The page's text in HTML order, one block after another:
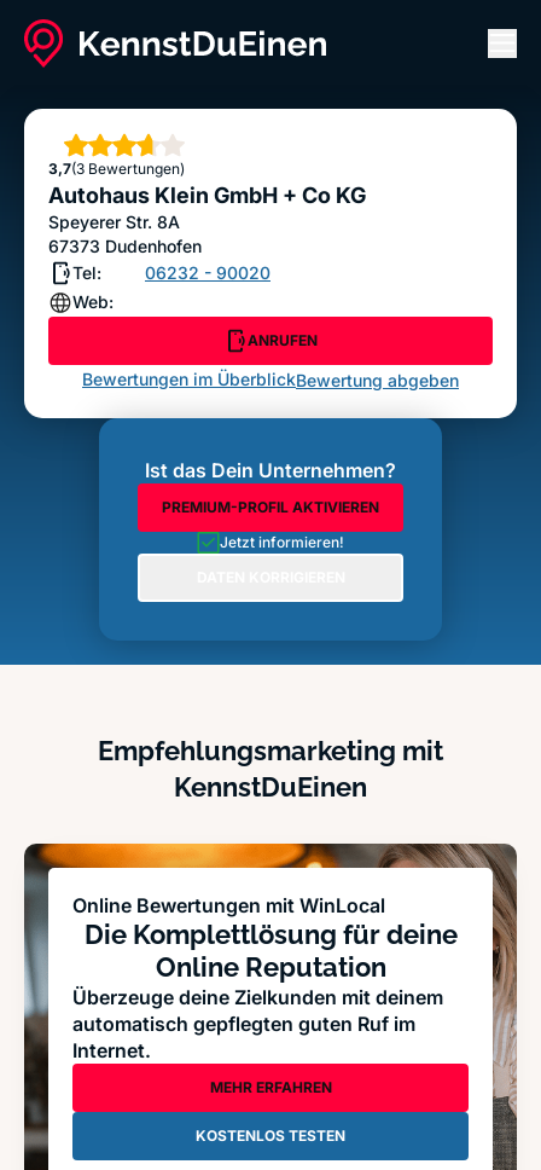
Autohaus Klein GmbH + Co KG
3,7
Sterne
(3 Bewertungen)
Autohaus Klein GmbH + Co KG
Speyerer Str. 8A
67373 Dudenhofen
Tel:
06232 - 90020
Web:
ANRUFEN
Bewertungen im ÜberblickBewertung abgeben
Ist das Dein Unternehmen?
PREMIUM-PROFIL AKTIVIEREN
Jetzt informieren!
Empfehlungsmarketing mit
KennstDuEinen
Online Bewertungen mit WinLocal
Die Komplettlösung für deine
Online Reputation
Überzeuge deine Zielkunden mit deinem
automatisch gepflegten guten Ruf im
Internet.
MEHR ERFAHREN
KOSTENLOS TESTEN